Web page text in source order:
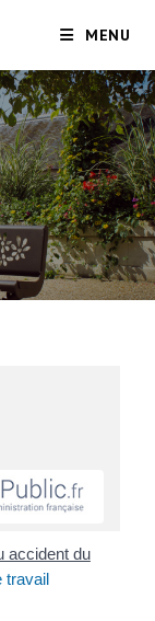
MENU
accident du
travail